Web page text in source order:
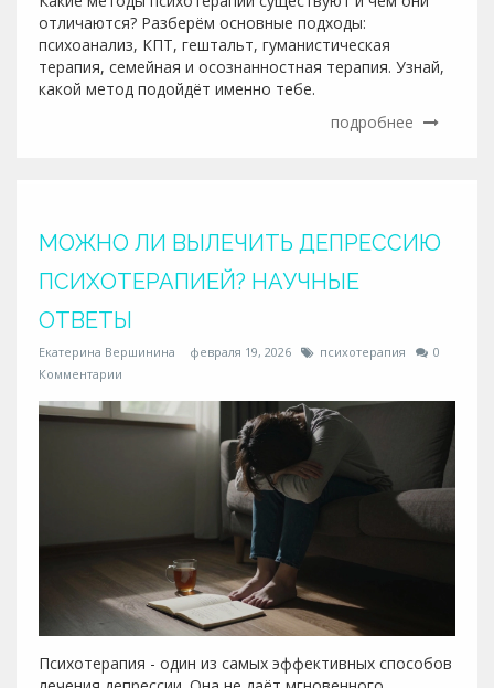
отличаются? Разберём основные подходы:
психоанализ, КПТ, гештальт, гуманистическая
терапия, семейная и осознанностная терапия. Узнай,
какой метод подойдёт именно тебе.
подробнее
МОЖНО ЛИ ВЫЛЕЧИТЬ ДЕПРЕССИЮ
ПСИХОТЕРАПИЕЙ? НАУЧНЫЕ
ОТВЕТЫ
Екатерина Вершинина февраля 19, 2026 психотерапия
0
Комментарии
Психотерапия - один из самых эффективных способов